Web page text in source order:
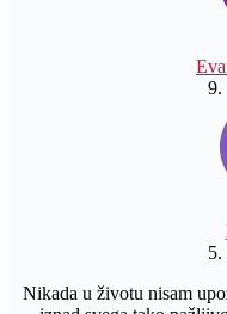
9.
5.
Nikada u životu nisam